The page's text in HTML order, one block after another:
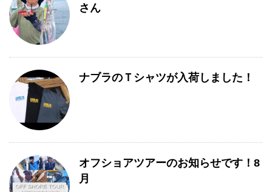
一
覧
さん
ナブラのＴシャツが入荷しました！
オフショアツアーのお知らせです！8
月